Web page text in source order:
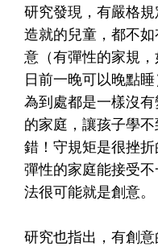
研究發現，有嚴格
造就的兒童，都不
意（有彈性的家規
日前一晚可以晚點
為到處都是一樣沒
的家庭，讓孩子學
錯！守規矩是很挫
彈性的家庭能接受
法很可能就是創意。
研究也指出，有創